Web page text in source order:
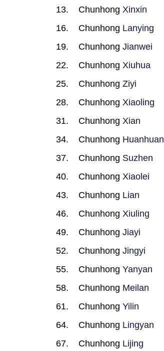
Chunhong Xinxin
Chunhong Lanying
Chunhong Jianwei
Chunhong Xiuhua
Chunhong Ziyi
Chunhong Xiaoling
Chunhong Xian
Chunhong Huanhuan
Chunhong Suzhen
Chunhong Xiaolei
Chunhong Lian
Chunhong Xiuling
Chunhong Jiayi
Chunhong Jingyi
Chunhong Yanyan
Chunhong Meilan
Chunhong Yilin
Chunhong Lingyan
Chunhong Lijing